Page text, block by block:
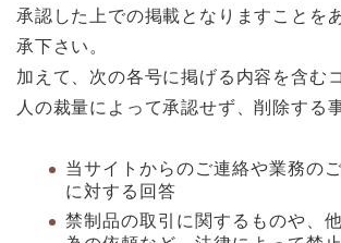
承認した上での掲載となりますことを
承下さい。
加えて、次の各号に掲げる内容を含む
人の裁量によって承認せず、削除する
当サイトからのご連絡や業務の
に対する回答
禁制品の取引に関するものや、